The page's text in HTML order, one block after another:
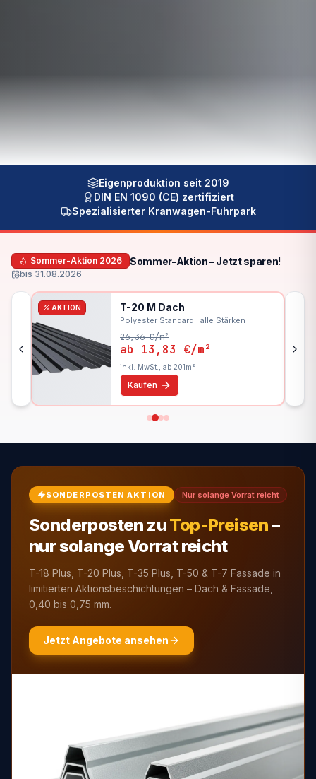
Eigenproduktion seit 2019
DIN EN 1090 (CE) zertifiziert
Spezialisierter Kranwagen-Fuhrpark
Sommer-Aktion 2026 Sommer-Aktion – Jetzt sparen!
bis 31.08.2026
AKTION T-20 M Dach
Polyester Standard · alle Stärken
26,36 €/m²
ab 13,83 €/m²
inkl. MwSt., ab 201m²
Kaufen
SONDERPOSTEN AKTION Nur solange Vorrat reicht
Sonderposten zuTop-Preisen–
nur solange Vorrat reicht
T-18 Plus, T-20 Plus, T-35 Plus, T-50 & T-7 Fassade in
limitierten Aktionsbeschichtungen – Dach & Fassade,
0,40 bis 0,75 mm.
Jetzt Angebote ansehen